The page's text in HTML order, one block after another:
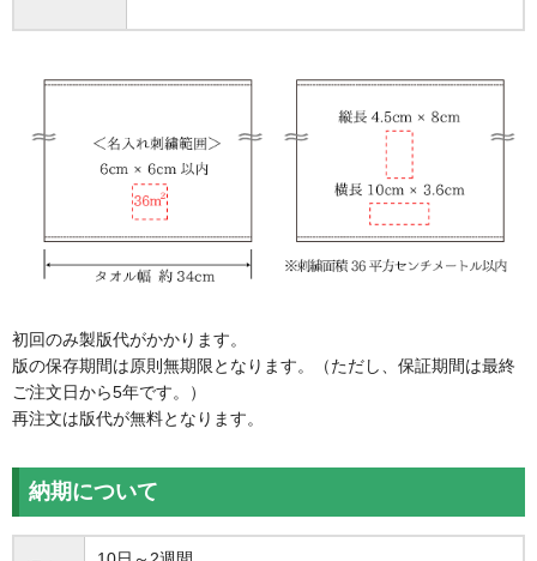
初回のみ製版代がかかります。
版の保存期間は原則無期限となります。（ただし、保証期間は最終
ご注文日から5年です。）
再注文は版代が無料となります。
納期について